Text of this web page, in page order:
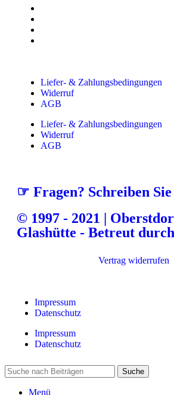
Liefer- & Zahlungsbedingungen
Widerruf
AGB
Liefer- & Zahlungsbedingungen
Widerruf
AGB
☞ Fragen? Schreiben Sie
© 1997 - 2021 |
Glashütte - Betreut
Vertrag widerrufen
Impressum
Datenschutz
Impressum
Datenschutz
Suche
Menü